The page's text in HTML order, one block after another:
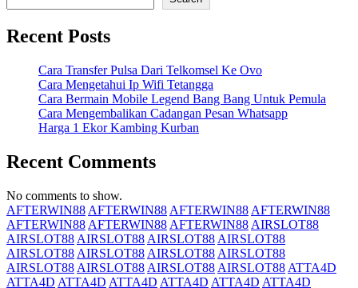
Recent Posts
Cara Transfer Pulsa Dari Telkomsel Ke Ovo
Cara Mengetahui Ip Wifi Tetangga
Cara Bermain Mobile Legend Bang Bang Untuk Pemula
Cara Mengembalikan Cadangan Pesan Whatsapp
Harga 1 Ekor Kambing Kurban
Recent Comments
No comments to show.
AFTERWIN88 AFTERWIN88 AFTERWIN88 AFTERWIN88
AFTERWIN88 AFTERWIN88 AFTERWIN88 AIRSLOT88
AIRSLOT88 AIRSLOT88 AIRSLOT88 AIRSLOT88
AIRSLOT88 AIRSLOT88 AIRSLOT88 AIRSLOT88
AIRSLOT88 AIRSLOT88 AIRSLOT88 AIRSLOT88 ATTA4D
ATTA4D ATTA4D ATTA4D ATTA4D ATTA4D ATTA4D